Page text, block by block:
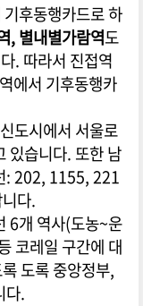
후동행카드로 하
, 별내별가람역도
. 따라서 진접역
에서 기후동행카
도시에서 서울로
있습니다. 또한 남
: 202, 1155, 221
다.
6개 역사(도농~운
코레일 구간에 대
도록 중앙정부,
다.